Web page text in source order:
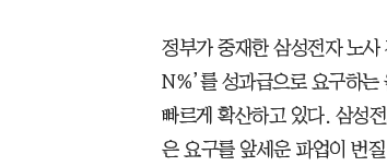
정부가 중재한 삼성전자 노
N%’를 성과급으로 요구하
빠르게 확산하고 있다. 삼성
은 요구를 앞세운 파업이 번